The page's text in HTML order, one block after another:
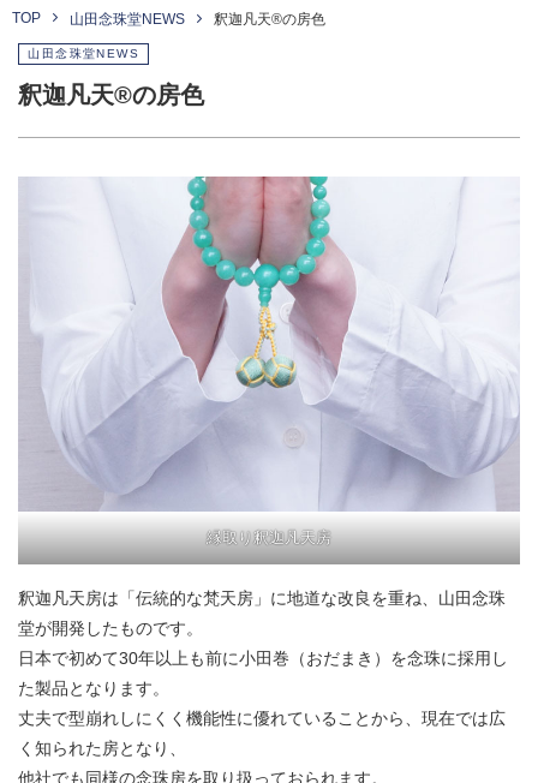
TOP 山田念珠堂NEWS 釈迦凡天®の房色
山田念珠堂NEWS
釈迦凡天®の房色
縁取り釈迦凡天房
釈迦凡天房は「伝統的な梵天房」に地道な改良を重ね、山田念珠
堂が開発したものです。
日本で初めて30年以上も前に小田巻（おだまき）を念珠に採用し
た製品となります。
丈夫で型崩れしにくく機能性に優れていることから、現在では広
く知られた房となり、
他社でも同様の念珠房を取り扱っておられます。